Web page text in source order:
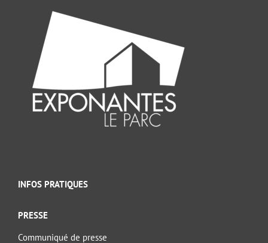
INFOS PRATIQUES
PRESSE
Communiqué de presse